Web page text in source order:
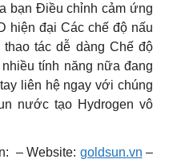
bạn Điều chỉnh cảm ứng
hiện đại Các chế độ nấu
tác dễ dàng Chế độ
tính năng nữa đang
liên hệ ngay với chúng
nước tạo Hydrogen vô
– Website: goldsun.vn –